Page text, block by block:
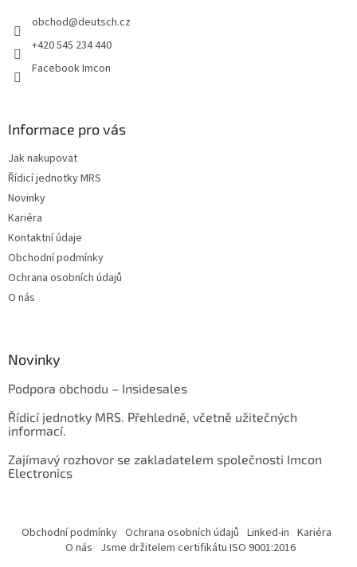
obchod@deutsch.cz
+420 545 234 440
Facebook Imcon
Informace pro vás
Jak nakupovat
Řídicí jednotky MRS
Novinky
Kariéra
Kontaktní údaje
Obchodní podmínky
Ochrana osobních údajů
O nás
Novinky
Podpora obchodu – Insidesales
Řídicí jednotky MRS. Přehledně, včetně užitečných
informací.
Zajímavý rozhovor se zakladatelem společnosti Imcon
Electronics
Obchodní podmínky Ochrana osobních údajů Linked-in Kariéra
O nás Jsme držitelem certifikátu ISO 9001:2016